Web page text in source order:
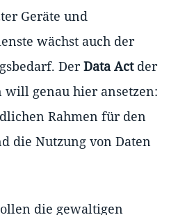
Geräte und
wächst auch der
DerData Actder
will genau hier ansetzen:
Rahmen für den
die Nutzung von Daten
die gewaltigen